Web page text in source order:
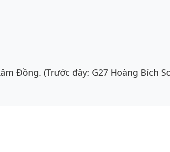
Đồng. (Trước đây: G27 Hoàng Bích